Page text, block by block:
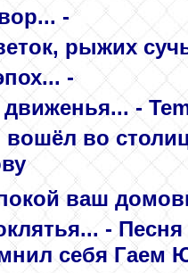
-
рыжих
-
-
вошёл во
ваш
-
себя Гаем